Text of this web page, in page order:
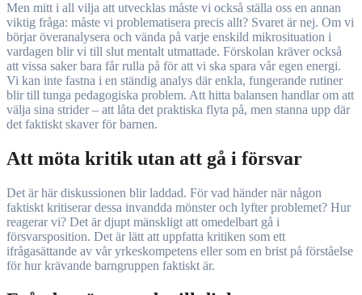
Men mitt i all vilja att utvecklas måste vi också ställa oss en annan
viktig fråga: måste vi problematisera precis allt? Svaret är nej. Om vi
börjar överanalysera och vända på varje enskild mikrosituation i
vardagen blir vi till slut mentalt utmattade. Förskolan kräver också
att vissa saker bara får rulla på för att vi ska spara vår egen energi.
Vi kan inte fastna i en ständig analys där enkla, fungerande rutiner
blir till tunga pedagogiska problem. Att hitta balansen handlar om att
välja sina strider – att låta det praktiska flyta på, men stanna upp där
det faktiskt skaver för barnen.
Att möta kritik utan att gå i försvar
Det är här diskussionen blir laddad. För vad händer när någon
faktiskt kritiserar dessa invandda mönster och lyfter problemet? Hur
reagerar vi? Det är djupt mänskligt att omedelbart gå i
försvarsposition. Det är lätt att uppfatta kritiken som ett
ifrågasättande av vår yrkeskompetens eller som en brist på förståelse
för hur krävande barngruppen faktiskt är.